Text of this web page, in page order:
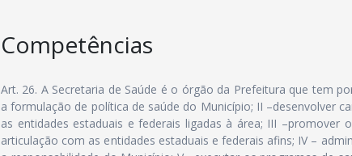
Competências
Art. 26. A Secretaria de Saúde é o órgão da Prefeitura que tem
a formulação de política de saúde do Município; II –desenvolver
as entidades estaduais e federais ligadas à área; III –promover
articulação com as entidades estaduais e federais afins; IV –